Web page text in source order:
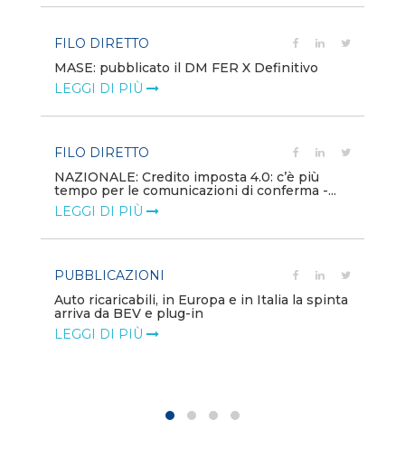
FILO DIRETTO
MASE: pubblicato il DM FER X Definitivo
LEGGI DI PIÙ
FILO DIRETTO
NAZIONALE: Credito imposta 4.0: c’è più
tempo per le comunicazioni di conferma -...
LEGGI DI PIÙ
PUBBLICAZIONI
Auto ricaricabili, in Europa e in Italia la spinta
arriva da BEV e plug-in
LEGGI DI PIÙ